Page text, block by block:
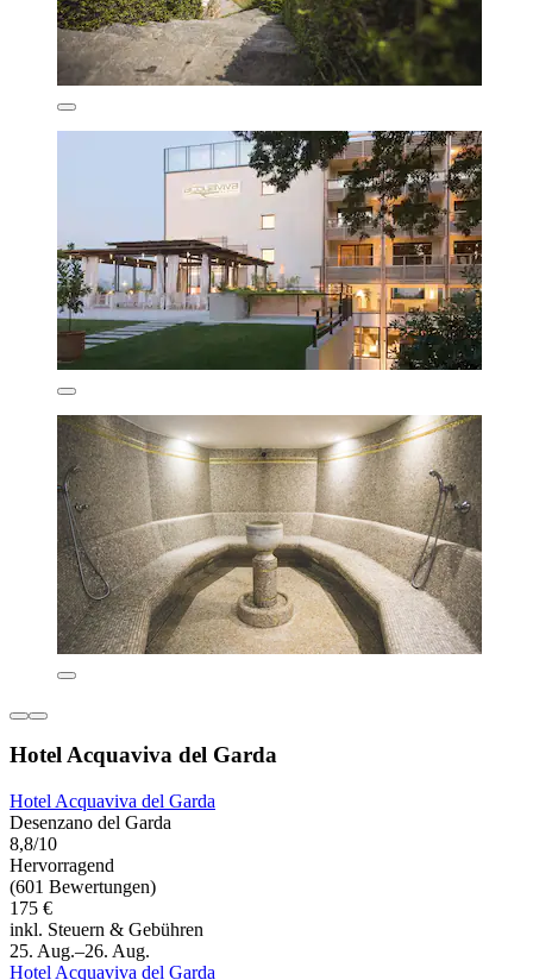
Hotel Acquaviva del Garda
Hotel Acquaviva del Garda
Desenzano del Garda
8,8/10
Hervorragend
(601 Bewertungen)
175 €
inkl. Steuern & Gebühren
25. Aug.–26. Aug.
Hotel Acquaviva del Garda